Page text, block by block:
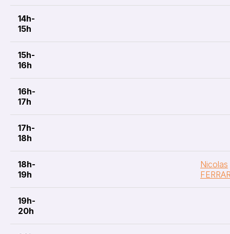
14h-
15h
15h-
16h
16h-
17h
17h-
18h
18h-
19h
Nicolas
19h-
20h